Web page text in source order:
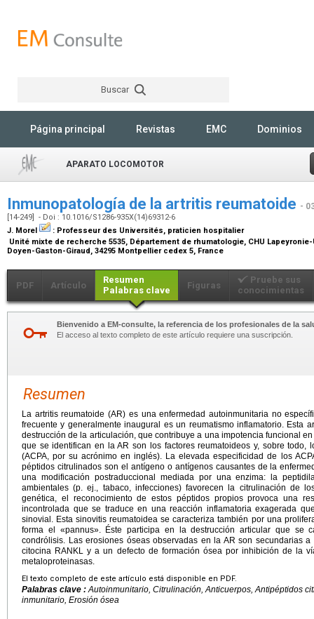
Buscar
Página principal Revistas EMC Dominios
APARATO LOCOMOTOR
Inmunopatología de la artritis reumatoide -
[14-249] - Doi : 10.1016/S1286-935X(14)69312-6
J. Morel
: Professeur des Universités, praticien hospitalier
Unité mixte de recherche 5535, Département de rhumatologie, CHU
Doyen-Gaston-Giraud, 34295 Montpellier cedex 5, France
PDF Artículo
Resumen
Palabras clave
Figuras
Pruebe sus
conocimientas
Bienvenido a EM-consulte, la referencia de los profesionales de la
El acceso al texto completo de este artículo requiere una suscripción.
Resumen
La artritis reumatoide (AR) es una enfermedad autoinmunitaria no
frecuente y generalmente inaugural es un reumatismo inflamatorio. Esta
destrucción de la articulación, que contribuye a una impotencia funcional
que se identifican en la AR son los factores reumatoideos y, sobre todo,
(ACPA, por su acrónimo en inglés). La elevada especificidad de los
péptidos citrulinados son el antígeno o antígenos causantes de la
una modificación postraduccional mediada por una enzima: la
ambientales (p. ej., tabaco, infecciones) favorecen la citrulinación de
genética, el reconocimiento de estos péptidos propios provoca una
incontrolada que se traduce en una reacción inflamatoria exagerada
sinovial. Esta sinovitis reumatoidea se caracteriza también por una
forma el «pannus». Éste participa en la destrucción articular que se
condrólisis. Las erosiones óseas observadas en la AR son secundarias
citocina RANKL y a un defecto de formación ósea por inhibición de la
metaloproteinasas.
El texto completo de este artículo está disponible en PDF.
Palabras clave : Autoinmunitario, Citrulinación, Anticuerpos, Antipéptidos
inmunitario, Erosión ósea